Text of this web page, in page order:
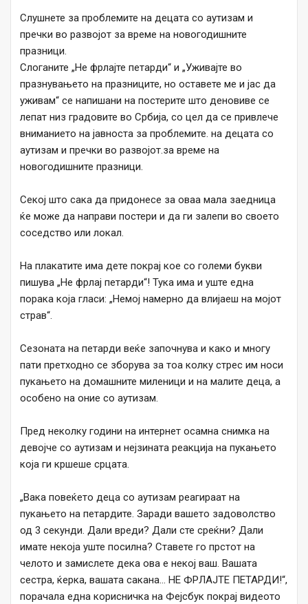
Слушнете за проблемите на децата со аутизам и
пречки во развојот за време на новогодишните
празници.
Слоганите „Не фрлајте петарди“ и „Уживајте во
празнувањето на празниците, но оставете ме и јас да
уживам“ се напишани на постерите што деновиве се
лепат низ градовите во Србија, со цел да се привлече
вниманието на јавноста за проблемите. на децата со
аутизам и пречки во развојот.за време на
новогодишните празници.
Секој што сака да придонесе за оваа мала заедница
ќе може да направи постери и да ги залепи во своето
соседство или локал.
На плакатите има дете покрај кое со големи букви
пишува „Не фрлај петарди“! Тука има и уште една
порака која гласи: „Немој намерно да влијаеш на мојот
страв“.
Сезоната на петарди веќе започнува и како и многу
пати претходно се зборува за тоа колку стрес им носи
пукањето на домашните миленици и на малите деца, а
особено на оние со аутизам.
Пред неколку години на интернет осамна снимка на
девојче со аутизам и нејзината реакција на пукањето
која ги кршеше срцата.
„Вака повеќето деца со аутизам реагираат на
пукањето на петардите. Заради вашето задоволство
од 3 секунди. Дали вреди? Дали сте среќни? Дали
имате некоја уште посилна? Ставете го прстот на
челото и замислете дека ова е некој ваш. Вашата
сестра, ќерка, вашата сакана… НЕ ФРЛАЈТЕ ПЕТАРДИ!“,
порачала една корисничка на Фејсбук покрај видеото